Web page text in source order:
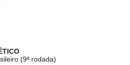
(9ª rodada)